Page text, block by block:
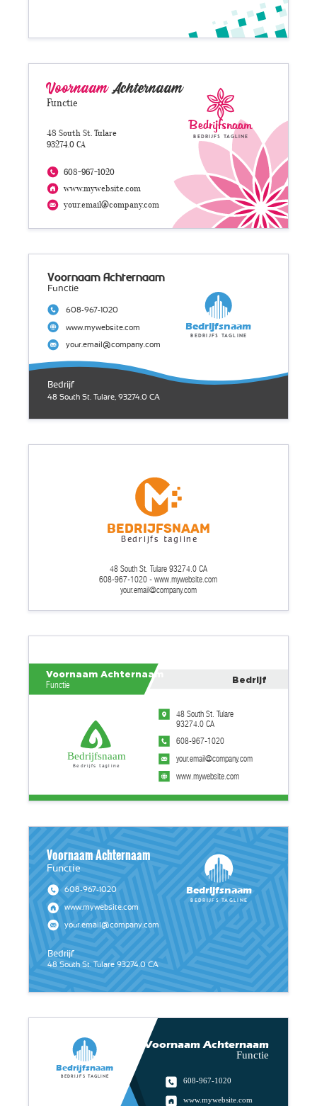
your.email@company.com
608-967-1020
www.mywebsite.com
Functie
48 South St. Tulare
93274.0 CA
VoornaamAchternaam
Bedrijfsnaam
Bedrijfs tagline
48 South St. Tulare, 93274.0 CA
Bedrijf
www.mywebsite.com
your.email@company.com
608-967-1020
Functie
Bedrijfsnaam
Bedrijfs tagline
Voornaam Achternaam
Bedrijfsnaam
Bedrijfs tagline
your.email@company.com
608-967-1020 - www.mywebsite.com
48 South St. Tulare 93274.0 CA
www.mywebsite.com
608-967-1020
your.email@company.com
48 South St. Tulare
93274.0 CA
Bedrijf
Voornaam Achternaam
Functie
Bedrijfsnaam
Bedrijfs tagline
your.email@company.com
Bedrijf
48 South St. Tulare 93274.0 CA
608-967-1020
www.mywebsite.com
Functie
Voornaam Achternaam
Bedrijfsnaam
Bedrijfs tagline
www.mywebsite.com
608-967-1020
Functie
Voornaam Achternaam
Bedrijfsnaam
Bedrijfs tagline